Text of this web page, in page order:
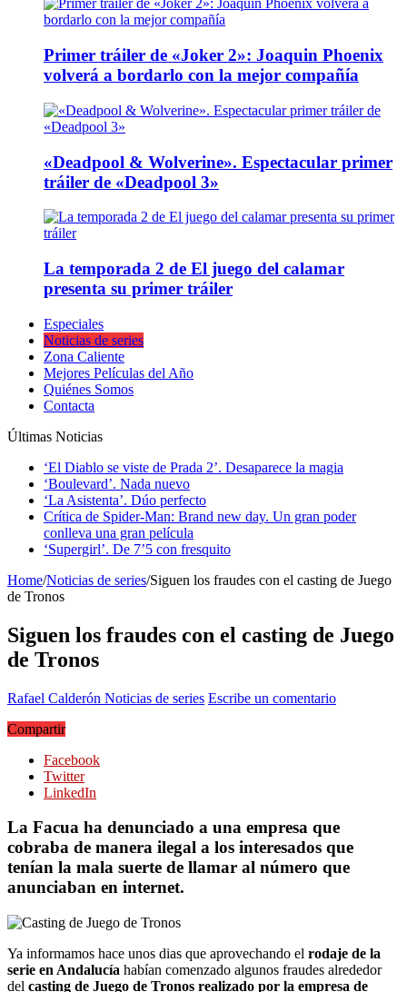
Primer tráiler de «Joker 2»: Joaquin Phoenix
volverá a bordarlo con la mejor compañía
«Deadpool & Wolverine». Espectacular primer
tráiler de «Deadpool 3»
La temporada 2 de El juego del calamar
presenta su primer tráiler
Especiales
Noticias de series
Zona Caliente
Mejores Películas del Año
Quiénes Somos
Contacta
Últimas Noticias
‘El Diablo se viste de Prada 2’. Desaparece la magia
‘Boulevard’. Nada nuevo
‘La Asistenta’. Dúo perfecto
Crítica de Spider-Man: Brand new day. Un gran poder
conlleva una gran película
‘Supergirl’. De 7’5 con fresquito
Home/Noticias de series/Siguen los fraudes con el casting de Juego
de Tronos
Siguen los fraudes con el casting de Juego
de Tronos
Rafael Calderón Noticias de series Escribe un comentario
Compartir
Facebook
Twitter
LinkedIn
La Facua ha denunciado a una empresa que
cobraba de manera ilegal a los interesados que
tenían la mala suerte de llamar al número que
anunciaban en internet.
Ya informamos hace unos dias que aprovechando el rodaje de la
serie en Andalucía habían comenzado algunos fraudes alrededor
del casting de Juego de Tronos realizado por la empresa de